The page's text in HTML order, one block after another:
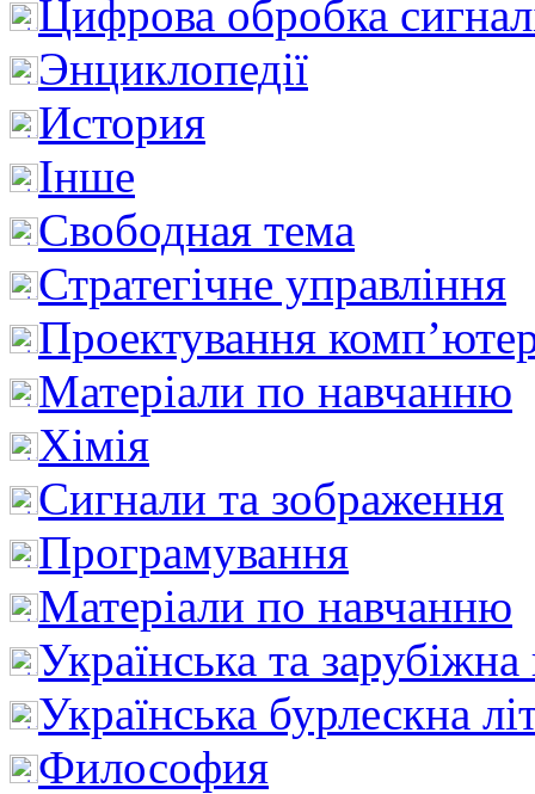
Цифрова обробка
Энциклопедії
История
Інше
Свободная тема
Стратегічне управління
Проектування
Матеріали по навчанню
Хімія
Сигнали та зображення
Програмування
Матеріали по навчанню
Українська та зарубіжна
Українська бурлескна
Философия